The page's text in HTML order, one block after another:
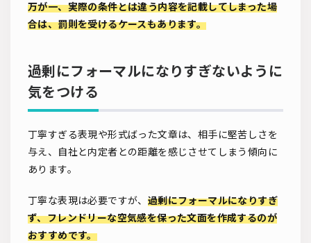
万が一、実際の条件とは違う内容を記載してしまった場
合は、罰則を受けるケースもあります。
過剰にフォーマルになりすぎないように
気をつける
丁寧すぎる表現や形式ばった文章は、相手に堅苦しさを
与え、自社と内定者との距離を感じさせてしまう傾向に
あります。
丁寧な表現は必要ですが、 過剰にフォーマルになりすぎ
ず、フレンドリーな空気感を保った文面を作成するのが
おすすめです。